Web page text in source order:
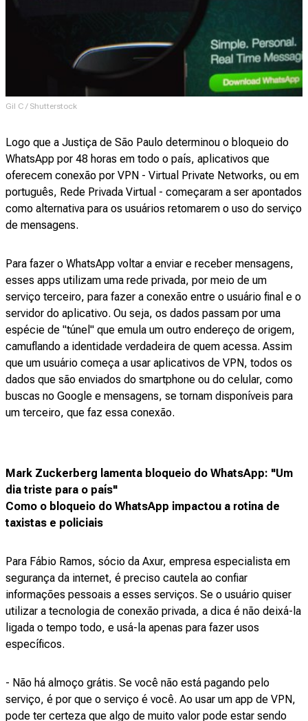
Gil C / Shutterstock
Logo que a Justiça de São Paulo determinou o bloqueio do
WhatsApp por 48 horas em todo o país, aplicativos que
oferecem conexão por VPN - Virtual Private Networks, ou em
português, Rede Privada Virtual - começaram a ser apontados
como alternativa para os usuários retomarem o uso do serviço
de mensagens.
Para fazer o WhatsApp voltar a enviar e receber mensagens,
esses apps utilizam uma rede privada, por meio de um
serviço terceiro, para fazer a conexão entre o usuário final e o
servidor do aplicativo. Ou seja, os dados passam por uma
espécie de "túnel" que emula um outro endereço de origem,
camuflando a identidade verdadeira de quem acessa. Assim
que um usuário começa a usar aplicativos de VPN, todos os
dados que são enviados do smartphone ou do celular, como
buscas no Google e mensagens, se tornam disponíveis para
um terceiro, que faz essa conexão.
Mark Zuckerberg lamenta bloqueio do WhatsApp: "Um
dia triste para o país"
Como o bloqueio do WhatsApp impactou a rotina de
taxistas e policiais
Para Fábio Ramos, sócio da Axur, empresa especialista em
segurança da internet, é preciso cautela ao confiar
informações pessoais a esses serviços. Se o usuário quiser
utilizar a tecnologia de conexão privada, a dica é não deixá-la
ligada o tempo todo, e usá-la apenas para fazer usos
específicos.
- Não há almoço grátis. Se você não está pagando pelo
serviço, é por que o serviço é você. Ao usar um app de VPN,
pode ter certeza que algo de muito valor pode estar sendo